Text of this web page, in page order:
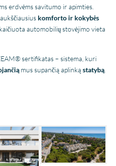
erdvėms savitumo ir apimties.
komforto ir kokybės
automobilių stovėjimo vieta
sertifikatas – sistema, kuri
mus supančią aplinkąstatybą